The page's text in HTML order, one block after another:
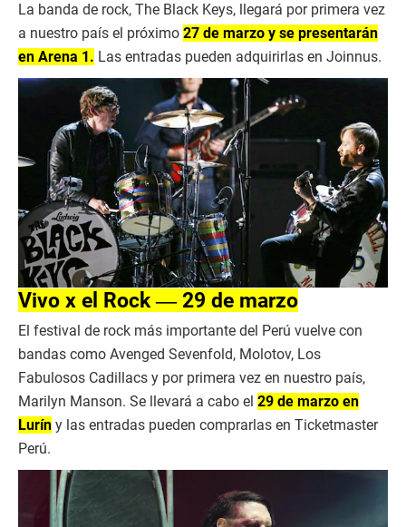
La banda de rock, The Black Keys, llegará por primera vez
a nuestro país el próximo 27 de marzo y se presentarán
en Arena 1. Las entradas pueden adquirirlas en Joinnus.
Vivo x el Rock ― 29 de marzo
El festival de rock más importante del Perú vuelve con
bandas como Avenged Sevenfold, Molotov, Los
Fabulosos Cadillacs y por primera vez en nuestro país,
Marilyn Manson. Se llevará a cabo el 29 de marzo en
Lurín y las entradas pueden comprarlas en Ticketmaster
Perú.